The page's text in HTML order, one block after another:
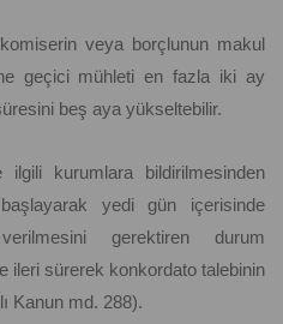
veya borçlunun makul
geçici mühleti en fazla iki ay
beş aya yükseltebilir.
kurumlara bildirilmesinden
yedi gün içerisinde
gerektiren durum
ileri sürerek konkordato talebinin
Kanun md. 288).